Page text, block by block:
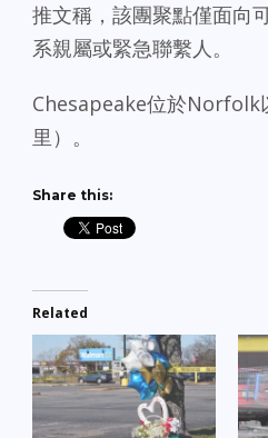
推文稱，該團聚點僅面向
系親屬或緊急聯繫人。
Chesapeake位於Norfolk
里）。
Share this:
Related